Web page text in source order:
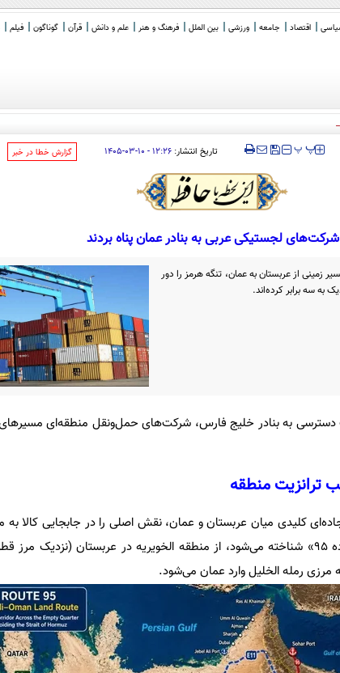
اقتصاد جامعه ورزشی بین الملل فرهنگ و هنر علم و دانش قرآن گوناگون فیلم
برای فرار دشمن ک
‍‍‍ پ پ تاریخ انتشار:۱۲:۲۶ - ۱۰-۰۳-۱۴۰۵ ‌گزارش خطا در خبر
شرکت‌های لجستیکی عربی به بنادر عمان پناه بردند
از عربستان به عمان، تنگه هرمز را دور
به سه برابر کرده‌اند.
دسترسی به بنادر خلیج فارس، شرکت‌های حمل‌ونقل منطقه‌ای مسیرهای
ترانزیت منطقه
کلیدی میان عربستان و عمان، نقش اصلی را در جابجایی کالا
این مسیر که با نام «جاده ۹۵» شناخته می‌شود، از منطقه الخویریه در عربستان (نزدیک
مرزی رمله الخلیل وارد عمان می‌شود.